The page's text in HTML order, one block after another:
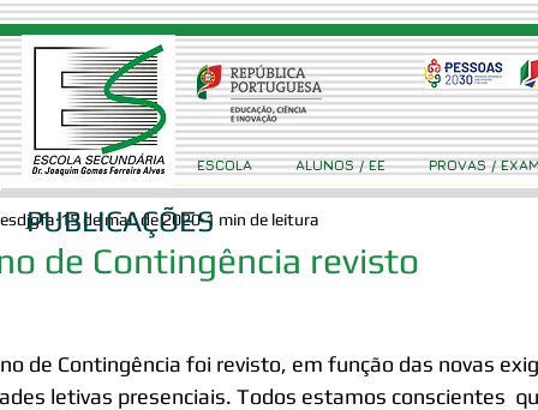
de Contingência revisto
esdjgfa 15 de mai. de 2020 1 min de leitura
de Contingência foi revisto, em função das novas
letivas presenciais. Todos estamos conscientes
PUBLICAÇÕES
ESCOLA ALUNOS / EE PROVAS /